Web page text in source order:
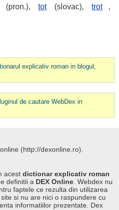
(pron.), tot (slovac), trot ,
explicativ roman in blogul,
de cautare WebDex in
(http://dexonline.ro).
acestdictionar explicativ roman
definitii a DEX Online . Webdex nu
faptele ce rezulta din utilizarea
si nu are nici o raspundere cu
informatiilor prezentate. Dex